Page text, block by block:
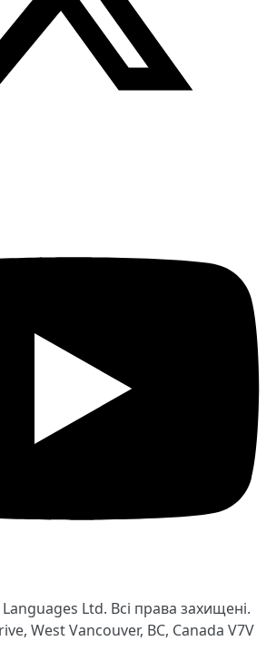
Ltd. Всі права захищені.
West Vancouver, BC, Canada V7V